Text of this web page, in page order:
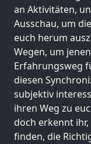
an Aktivitäten,
Ausschau, um
euch herum
Wegen, um
Erfahrungsweg
diesen
subjektiv
ihren Weg zu
doch erkennt
finden, die